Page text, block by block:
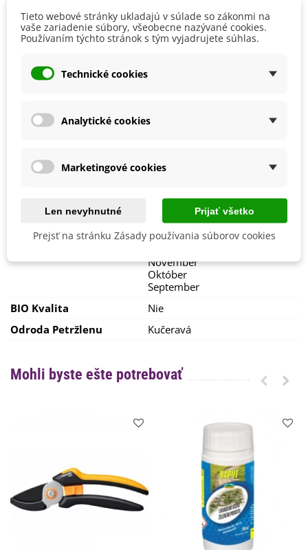
mesiacoch.
Stanovisko
Polotienisté
Slnečné
Mrazuvzdornosť
August
December
Jún
November
Október
September
BIO Kvalita
Nie
Odroda Petržlenu
Kučeravá
Mohli byste ešte potrebovať
Tieto webové stránky ukladajú v súlade so zákonmi na
vaše zariadenie súbory, všeobecne nazývané cookies.
Používaním týchto stránok s tým vyjadrujete súhlas.
Technické cookies
Analytické cookies
Marketingové cookies
Len nevyhnutné Prijať všetko
Prejsť na stránku Zásady používania súborov cookies